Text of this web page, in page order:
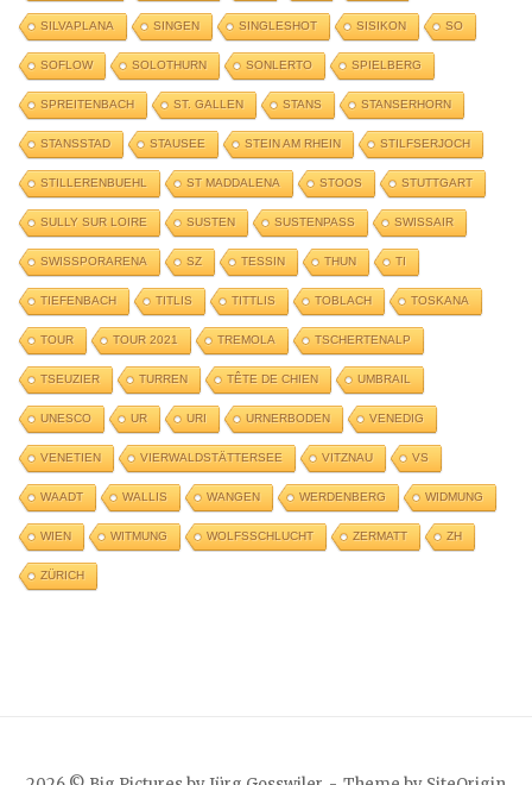
SILVAPLANA SINGEN SINGLESHOT SISIKON SO
SOFLOW SOLOTHURN SONLERTO SPIELBERG
SPREITENBACH ST. GALLEN STANS STANSERHORN
STANSSTAD STAUSEE STEIN AM RHEIN STILFSERJOCH
STILLERENBUEHL ST MADDALENA STOOS STUTTGART
SULLY SUR LOIRE SUSTEN SUSTENPASS SWISSAIR
SWISSPORARENA SZ TESSIN THUN TI
TIEFENBACH TITLIS TITTLIS TOBLACH TOSKANA
TOUR TOUR 2021 TREMOLA TSCHERTENALP
TSEUZIER TURREN TÊTE DE CHIEN UMBRAIL
UNESCO UR URI URNERBODEN VENEDIG
VENETIEN VIERWALDSTÄTTERSEE VITZNAU VS
WAADT WALLIS WANGEN WERDENBERG WIDMUNG
WIEN WITMUNG WOLFSSCHLUCHT ZERMATT ZH
ZÜRICH